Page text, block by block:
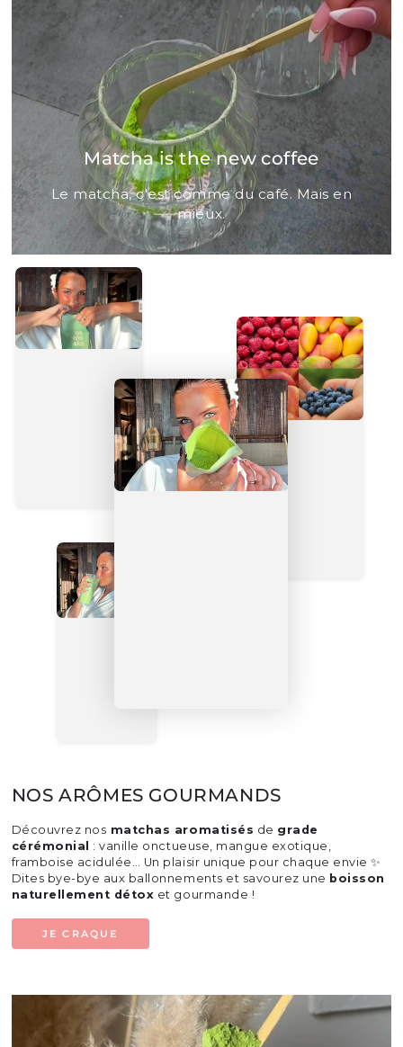
Matcha is the new coffee
Le matcha, c'est comme du café. Mais en
mieux.
NOS ARÔMES GOURMANDS
Découvrez nos matchas aromatisés de grade
cérémonial
: vanille onctueuse, mangue exotique,
framboise acidulée… Un plaisir unique pour chaque envie ✨
Dites bye-bye aux ballonnements et savourez une boisson
naturellement détox et gourmande !
JE CRAQUE